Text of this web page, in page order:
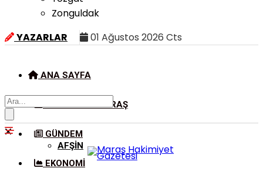
Zonguldak
YAZARLAR
01 Ağustos 2026 Cts
ANA SAYFA
KAHRAMANMARAŞ
AFŞIN
GÜNDEM
EKONOMI